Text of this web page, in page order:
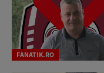
FANATIK.RO